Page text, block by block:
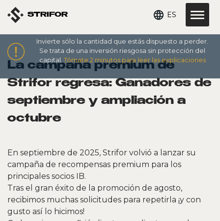
STRIFOR ES
Invierte sólo la cantidad que estás dispuesto a perder.
Se trata de una inversión riesgosa sin protección del
capital. Tómate 2 minutos para leer las explicaciones
La campaña premium de
Strifor regresa: Ganadores de
septiembre y ampliación a
octubre
En septiembre de 2025, Strifor volvió a lanzar su
campaña de recompensas premium para los
principales socios IB.
Tras el gran éxito de la promoción de agosto,
recibimos muchas solicitudes para repetirla ¡y con
gusto así lo hicimos!